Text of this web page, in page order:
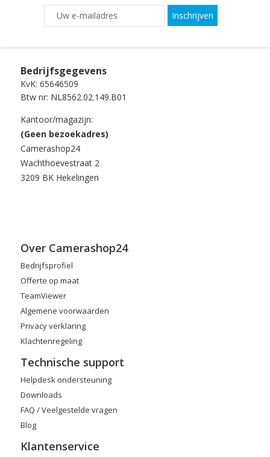
Inschrijven
Bedrijfsgegevens
KvK: 65646509
Btw nr: NL8562.02.149.B01
Kantoor/magazijn:
(Geen bezoekadres)
Camerashop24
Wachthoevestraat 2
3209 BK Hekelingen
Over Camerashop24
Bedrijfsprofiel
Offerte op maat
TeamViewer
Algemene voorwaarden
Privacy verklaring
Klachtenregeling
Technische support
Helpdesk ondersteuning
Downloads
FAQ / Veelgestelde vragen
Blog
Klantenservice